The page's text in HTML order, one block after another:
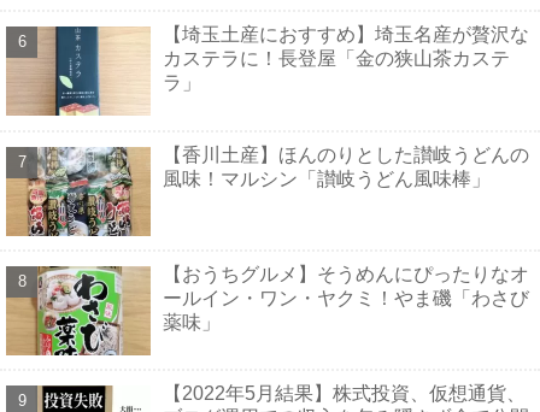
【埼玉土産におすすめ】埼玉名産が贅沢な
カステラに！長登屋「金の狭山茶カステ
ラ」
【香川土産】ほんのりとした讃岐うどんの
風味！マルシン「讃岐うどん風味棒」
【おうちグルメ】そうめんにぴったりなオ
ールイン・ワン・ヤクミ！やま磯「わさび
薬味」
【2022年5月結果】株式投資、仮想通貨、